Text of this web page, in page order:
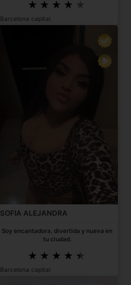
Barcelona capital
SOFIA ALEJANDRA
Soy encantadora, divertida y nueva en
tu ciudad.
Barcelona capital